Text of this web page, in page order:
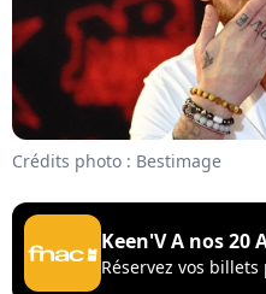
Crédits photo : Bestimage
Keen'V A
Réservez vos